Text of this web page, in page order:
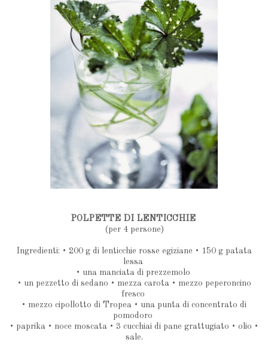
POLPETTE DI LENTICCHIE
(per 4 persone)
Ingredienti: • 200 g di lenticchie rosse egiziane • 150 g patata
lessa
• una manciata di prezzemolo
• un pezzetto di sedano • mezza carota • mezzo peperoncino
fresco
• mezzo cipollotto di Tropea • una punta di concentrato di
pomodoro
• paprika • noce moscata • 3 cucchiai di pane grattugiato • olio •
sale.